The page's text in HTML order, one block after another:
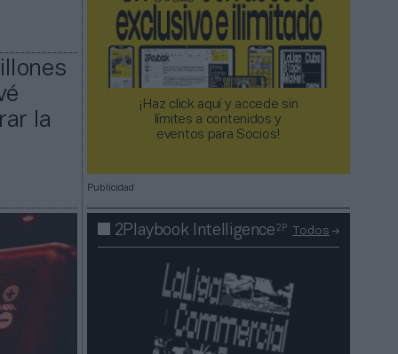
la
¡Haz click aquí y accede sin
límites a contenidos y
eventos para Socios!​​​​​​​
Publicidad
2Playbook Intelligence2P Todos